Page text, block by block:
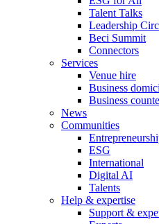
Talent Talks
Leadership
Beci Summit
Connectors
Services
Venue hire
Business
Business
News
Communities
ESG
International
Digital AI
Talents
Help & expertise
Support &